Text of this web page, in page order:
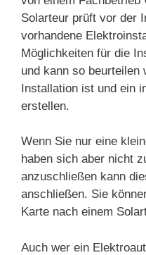
Solarteur prüft vor der
vorhandene
Möglichkeiten für die
und kann so beurteilen
Installation ist und ein
erstellen.
Wenn Sie nur eine
haben sich aber nicht
anzuschließen kann
anschließen. Sie
Karte nach einem
Auch wer ein